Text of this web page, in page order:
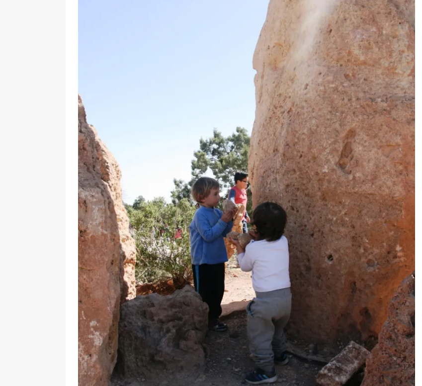
Organizzare un viaggio in Sicilia con i bambini (senza stress)
CONSIGLI
Rifugi e Bivacchi sull’Etna: Guida Completa per Famiglie
SENTIERI,
Escursioni in Sicilia con bambini: itinerari imperdibili (+ consigli utili)- Parte 1
Vendemmia con i bambini in Sicilia, dove andare?
FATTORIE
Visitare la Fiumara d’Arte con i bambini, quando la natura incontra l’arte
[ 20 Marzo 2022 ]
Cosa fare in Sicilia con i bambini: mare, attività e tour a prova di famiglia
VIAGGI IN SICILIA